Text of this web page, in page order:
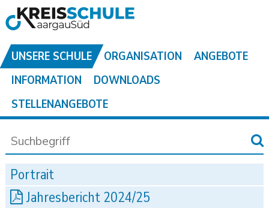
UNSERE SCHULE ORGANISATION
ANGEBOTE
INFORMATION
DOWNLOADS
STELLENANGEBOTE
Portrait
Jahresbericht 2024/25